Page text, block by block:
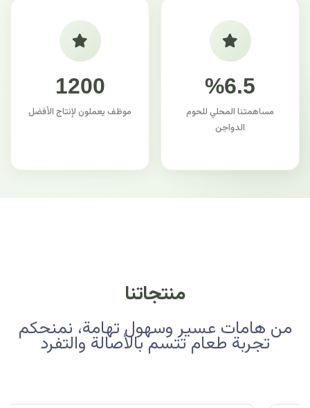
%6.5
مساهمتنا المحلي للحوم
الدواجن
1200
موظف يعملون لإنتاج الأفضل
منتجاتنا
من هامات عسير وسهول تهامة، نمنحكم
تجربة طعام تتسم بالأصالة والتفرد